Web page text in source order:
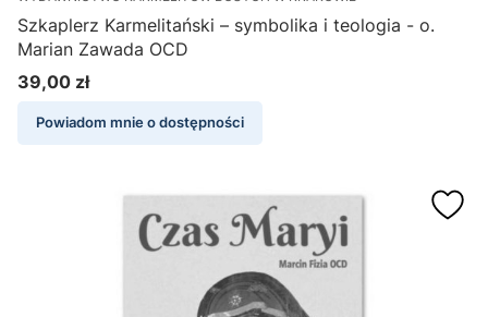
Szkaplerz Karmelitański – symbolika i teologia - o.
Marian Zawada OCD
Cena
39,00 zł
Powiadom mnie o dostępności